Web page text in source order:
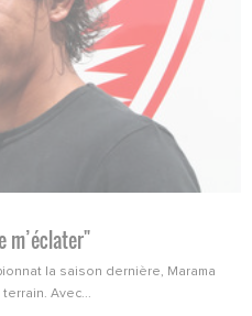
m’éclater"
la saison dernière, Marama
Avec...